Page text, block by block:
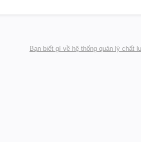
Bạn biết gì về hệ thống quản lý chất